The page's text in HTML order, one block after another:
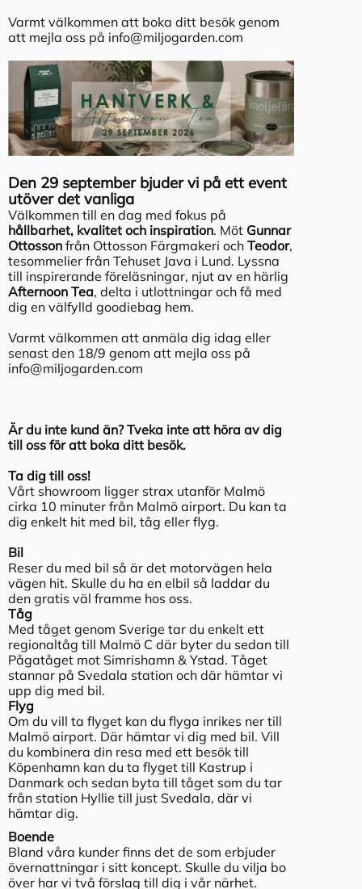
Varmt välkommen att boka ditt besök genom
att mejla oss på info@miljogarden.com
Den 29 september bjuder vi på ett event
utöver det vanliga
Välkommen till en dag med fokus på
hållbarhet, kvalitet och inspiration. Möt Gunnar
Ottosson från Ottosson Färgmakeri och Teodor,
tesommelier från Tehuset Java i Lund. Lyssna
till inspirerande föreläsningar, njut av en härlig
Afternoon Tea, delta i utlottningar och få med
dig en välfylld goodiebag hem.
Varmt välkommen att anmäla dig idag eller
senast den 18/9 genom att mejla oss på
info@miljogarden.com
Är du inte kund än? Tveka inte att höra av dig
till oss för att boka ditt besök.
Ta dig till oss!
Vårt showroom ligger strax utanför Malmö
cirka 10 minuter från Malmö airport. Du kan ta
dig enkelt hit med bil, tåg eller flyg.
Bil
Reser du med bil så är det motorvägen hela
vägen hit. Skulle du ha en elbil så laddar du
den gratis väl framme hos oss.
Tåg
Med tåget genom Sverige tar du enkelt ett
regionaltåg till Malmö C där byter du sedan till
Pågatåget mot Simrishamn & Ystad. Tåget
stannar på Svedala station och där hämtar vi
upp dig med bil.
Flyg
Om du vill ta flyget kan du flyga inrikes ner till
Malmö airport. Där hämtar vi dig med bil. Vill
du kombinera din resa med ett besök till
Köpenhamn kan du ta flyget till Kastrup i
Danmark och sedan byta till tåget som du tar
från station Hyllie till just Svedala, där vi
hämtar dig.
Boende
Bland våra kunder finns det de som erbjuder
övernattningar i sitt koncept. Skulle du vilja bo
över har vi två förslag till dig i vår närhet.